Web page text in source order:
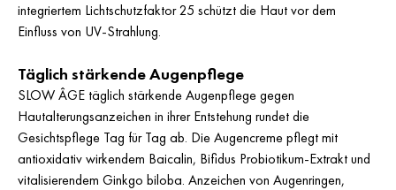
integriertem Lichtschutzfaktor 25 schützt die Haut vor dem
Einfluss von UV-Strahlung.
Täglich stärkende Augenpflege
SLOW ÂGE täglich stärkende Augenpflege gegen
Hautalterungsanzeichen in ihrer Entstehung rundet die
Gesichtspflege Tag für Tag ab. Die Augencreme pflegt mit
antioxidativ wirkendem Baicalin, Bifidus Probiotikum-Extrakt und
vitalisierendem Ginkgo biloba. Anzeichen von Augenringen,